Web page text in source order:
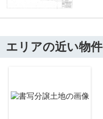
エリアの近い物件